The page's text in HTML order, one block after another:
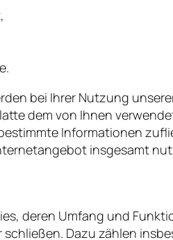
bei Ihrer Nutzung
dem von Ihnen
Informationen
insgesamt
deren Umfang und
Dazu zählen